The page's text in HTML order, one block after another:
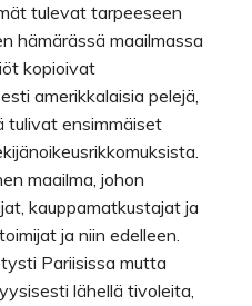
tulevat tarpeeseen
hämärässä maailmassa
kopioivat
amerikkalaisia pelejä,
tulivat ensimmäiset
maailma, johon
kauppamatkustajat ja
ja niin edelleen.
Pariisissa mutta
lähellä tivoleita,